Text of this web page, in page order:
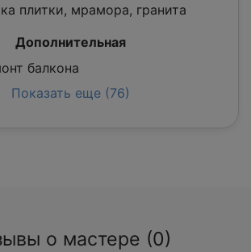
плитки, мрамора, гранита
Дополнительная
балкона
Показать еще (76)
о мастере (0)